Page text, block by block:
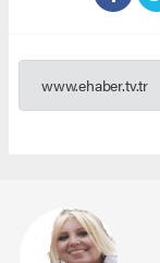
www.ehaber.tv.tr